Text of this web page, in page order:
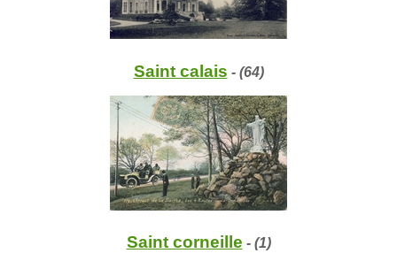
Saint calais - (64)
Saint corneille - (1)